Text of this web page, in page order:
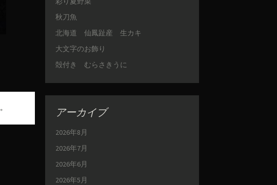
秋刀魚
北海道 仙鳳趾産 生カキ
大文字のお飾り
殻付き むらさきうに
アーカイブ
2026年8月
2026年7月
2026年6月
2026年5月